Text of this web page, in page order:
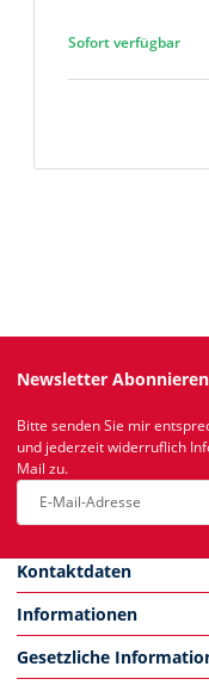
Sofort verfügbar
Kontaktdaten
Informationen
Gesetzliche
Newsletter Abonnieren
Bitte senden Sie mir
und jederzeit widerruflich
Mail zu.